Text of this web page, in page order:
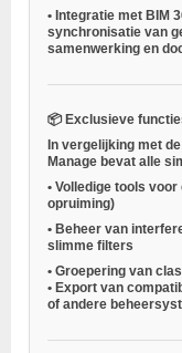
• Integratie met BIM
synchronisatie van
samenwerking en
📦 Exclusieve
In vergelijking met
Manage bevat alle
• Volledige tools
opruiming)
• Beheer van
slimme filters
• Groepering van
• Export van
of andere